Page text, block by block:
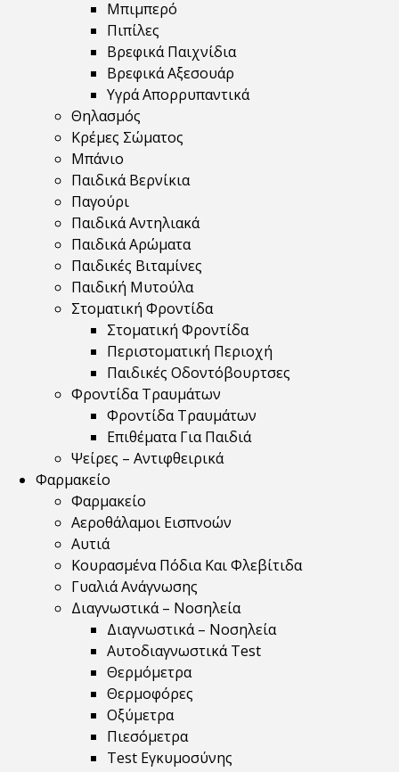
Μπιμπερό
Πιπίλες
Βρεφικά Παιχνίδια
Βρεφικά Αξεσουάρ
Υγρά Απορρυπαντικά
Θηλασμός
Κρέμες Σώματος
Μπάνιο
Παιδικά Βερνίκια
Παγούρι
Παιδικά Αντηλιακά
Παιδικά Αρώματα
Παιδικές Βιταμίνες
Παιδική Μυτούλα
Στοματική Φροντίδα
Στοματική Φροντίδα
Περιστοματική Περιοχή
Παιδικές Οδοντόβουρτσες
Φροντίδα Τραυμάτων
Φροντίδα Τραυμάτων
Επιθέματα Για Παιδιά
Ψείρες – Αντιφθειρικά
Φαρμακείο
Φαρμακείο
Αεροθάλαμοι Εισπνοών
Αυτιά
Κουρασμένα Πόδια Και Φλεβίτιδα
Γυαλιά Ανάγνωσης
Διαγνωστικά – Νοσηλεία
Διαγνωστικά – Νοσηλεία
Αυτοδιαγνωστικά Test
Θερμόμετρα
Θερμοφόρες
Οξύμετρα
Πιεσόμετρα
Test Εγκυμοσύνης